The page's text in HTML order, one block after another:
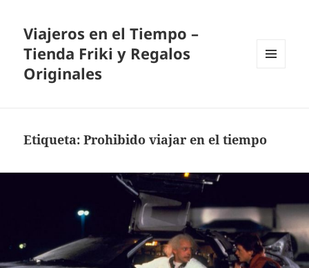
Viajeros en el Tiempo –
Tienda Friki y Regalos
Originales
Etiqueta:Prohibido viajar en el tiempo